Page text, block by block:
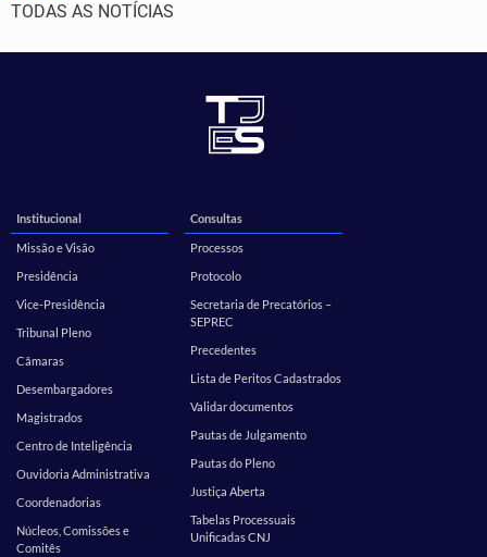
TODAS AS NOTÍCIAS
Institucional
Missão e Visão
Presidência
Vice-Presidência
Tribunal Pleno
Câmaras
Desembargadores
Magistrados
Centro de Inteligência
Ouvidoria Administrativa
Coordenadorias
Núcleos, Comissões e
Comitês
Consultas
Processos
Protocolo
Secretaria de Precatórios –
SEPREC
Precedentes
Lista de Peritos Cadastrados
Validar documentos
Pautas de Julgamento
Pautas do Pleno
Justiça Aberta
Tabelas Processuais
Unificadas CNJ